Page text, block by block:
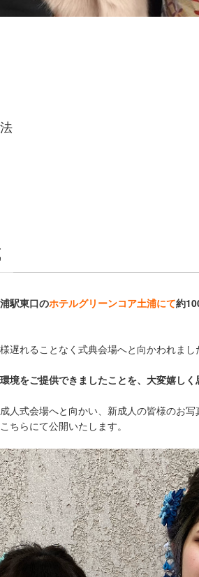
駅東口のホテルグリーンコア土浦にて約
遅れることなく式典会場へと向かわれまし
境をご提供できましたことを、大変嬉しく
人式会場へと向かい、新成人の皆様のお写
ちらにて公開いたします。